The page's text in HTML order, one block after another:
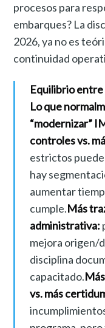
procesos para
embarques? La
2026, ya no es
continuidad
Equilibrio
Lo que
“modernizar”
controles vs.
estrictos
hay
aumentar
cumple.Más
administrativa:
mejora origen/
disciplina
capacitado.
vs. más